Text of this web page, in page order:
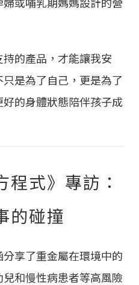
持的產品，才能讓我安
是為了自己，更是為了
的身體狀態陪伴孩子成
程式》專訪：
的碰撞
享了重金屬在環境中的
和慢性病患者等高風險